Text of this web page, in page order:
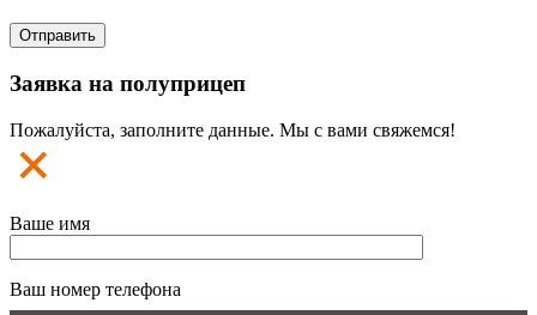
Заявка на полуприцеп
Пожалуйста, заполните данные. Мы с вами свяжемся!
Ваше имя
Ваш номер телефона